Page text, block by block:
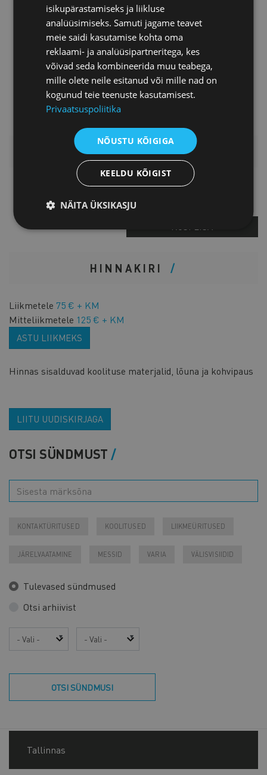
Ta on MTÜ Eesti Raamatupidajate
Kogu (ERK) nõukoja liige.
Anne Nuut on omandanud
kõrghariduse raamatupidamise
erialal, tegutseb juhatuse liikmena
ANTIMAR Audiitorid OÜs ja Heister
AN OÜs.
LISAINFO
Kati Krass
Projektijuht
KÜSI LISA
HINNAKIRI
Liikmetele 75 € + KM
Mitteliikmetele 125 € + KM
ASTU LIIKMEKS
Hinnas sisalduvad koolituse materjalid, lõuna ja kohvipaus
LIITU UUDISKIRJAGA
OTSI SÜNDMUST
KONTAKTÜRITUSED KOOLITUSED LIIKMEÜRITUSED
JÄRELVAATAMINE MESSID VARIA VÄLISVISIIDID
Tulevased sündmused
Otsi arhiivist
Aasta Kuu
OTSI SÜNDMUSI
Tallinnas
isikupärastamiseks ja liikluse
analüüsimiseks. Samuti jagame teavet
meie saidi kasutamise kohta oma
reklaami- ja analüüsipartneritega, kes
võivad seda kombineerida muu teabega,
mille olete neile esitanud või mille nad on
kogunud teie teenuste kasutamisest.
Privaatsuspoliitika
NÕUSTU KÕIGIGA
KEELDU KÕIGIST
NÄITA ÜKSIKASJU